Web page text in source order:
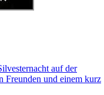
auf der
Freunden und einem kurz